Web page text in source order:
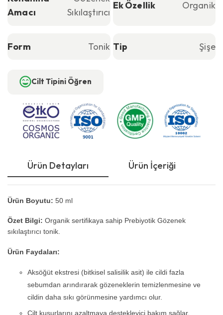
Amacı
Sıkılaştırıcı
Ek Özellik Organik
Form Tonik Tip Şişe
Cilt Tipini Öğren
Ürün Detayları Ürün İçeriği
Ürün Boyutu: 50 ml
Özet Bilgi: Organik sertifikaya sahip Prebiyotik Gözenek
sıkılaştırıcı tonik.
Ürün Faydaları:
Aksöğüt ekstresi (bitkisel salisilik asit) ile cildi fazla
sebumdan arındırarak gözeneklerin temizlenmesine ve
cildin daha sıkı görünmesine yardımcı olur.
Cilt kusurlarını azaltmaya destekleyici bakım sağlar.